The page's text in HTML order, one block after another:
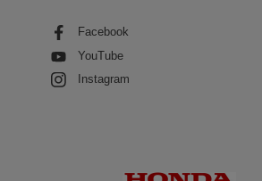
Facebook
YouTube
Instagram